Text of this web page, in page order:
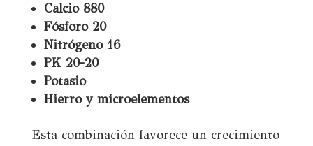
Calcio 880
Fósforo 20
Nitrógeno 16
PK 20-20
Potasio
Hierro y microelementos
Esta combinación favorece un crecimiento